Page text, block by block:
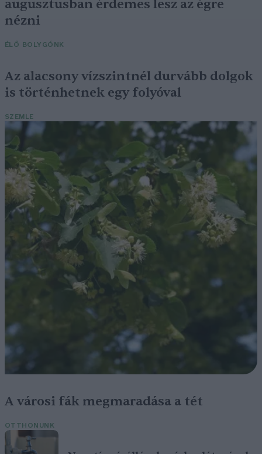
augusztusban érdemes lesz az égre
nézni
ÉLŐ BOLYGÓNK
Az alacsony vízszintnél durvább dolgok
is történhetnek egy folyóval
SZEMLE
A városi fák megmaradása a tét
OTTHONUNK